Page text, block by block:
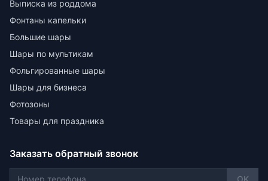
Выписка из роддома
Фонтаны капельки
Большие шары
Шары по мультикам
Фольгированные шары
Шары для бизнеса
Фотозоны
Товары для праздника
Заказать обратный звонок
OK